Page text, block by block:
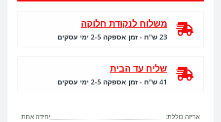
אריזה כוללת:
יחידה אחת
משלוח לנקודת חלוקה
23 ש"ח - זמן אספקה 2-5 ימי עסקים
שליח עד הבית
41 ש"ח - זמן אספקה 2-5 ימי עסקים